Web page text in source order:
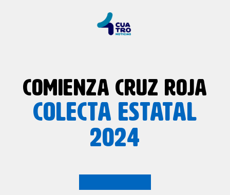
COMIENZA CRUZ ROJA
COLECTA ESTATAL
2024